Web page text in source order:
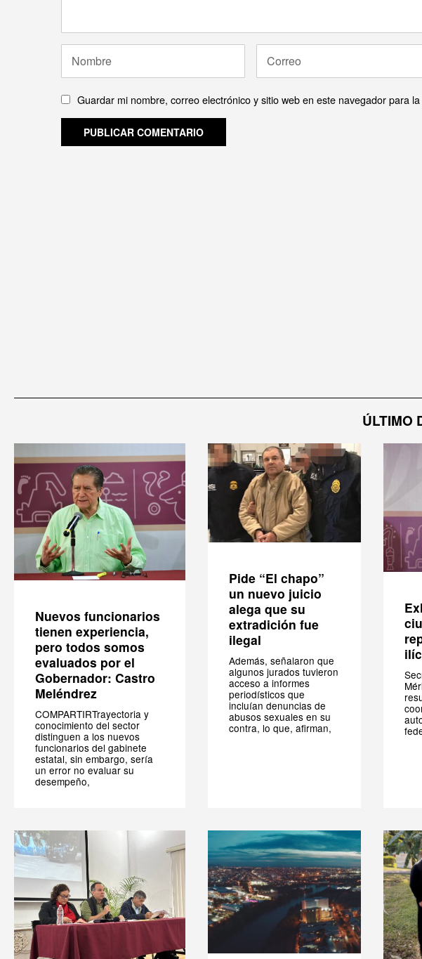
Guardar mi nombre, correo electrónico y sitio web en este navegador para
ÚLTIMO
Nuevos funcionarios
tienen experiencia,
pero todos somos
evaluados por el
Gobernador: Castro
Meléndrez
COMPARTIRTrayectoria y
conocimiento del sector
distinguen a los nuevos
funcionarios del gabinete
estatal, sin embargo, sería
un error no evaluar su
desempeño,
Pide “El chapo”
un nuevo juicio
alega que su
extradición fue
ilegal
Además, señalaron que
algunos jurados tuvieron
acceso a informes
periodísticos que
incluían denuncias de
abusos sexuales en su
contra, lo que, afirman,